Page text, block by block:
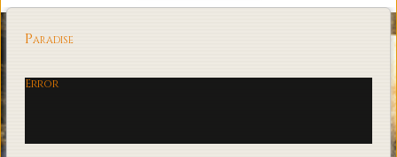
Loading...
Paradise
Error